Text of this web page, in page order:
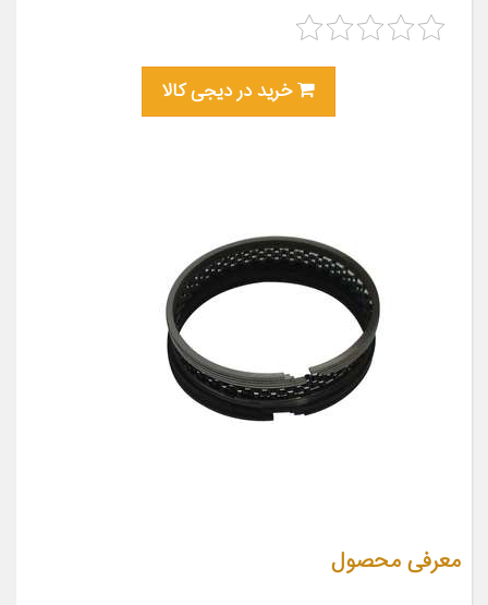
خرید در دیجی کالا
معرفی محصول